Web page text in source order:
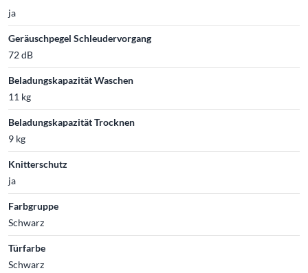
ja
Geräuschpegel Schleudervorgang
72 dB
Beladungskapazität Waschen
11 kg
Beladungskapazität Trocknen
9 kg
Knitterschutz
ja
Farbgruppe
Schwarz
Türfarbe
Schwarz